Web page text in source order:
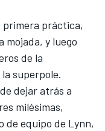
primera práctica,
mojada, y luego
de la
superpole.
dejar atrás a
milésimas,
de equipo de Lynn,